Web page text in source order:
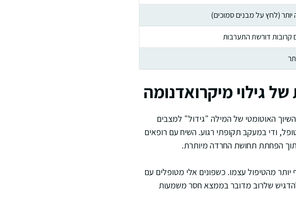
יותר (לחץ על מבנים סמוכים)
קרובות דורשת התערבות
גילוי מיקרואדנומה
האוטומטי של המילה "גידול" למצבים
ודי במעקב תקופתי רגוע. השיח עם רופאים
תוך הפחתת תחושת החרדה מיותרת.
מהטיפול עצמו. כשפונים אלי מטופלים עם
שלרוב מדובר בממצא חסר משמעות